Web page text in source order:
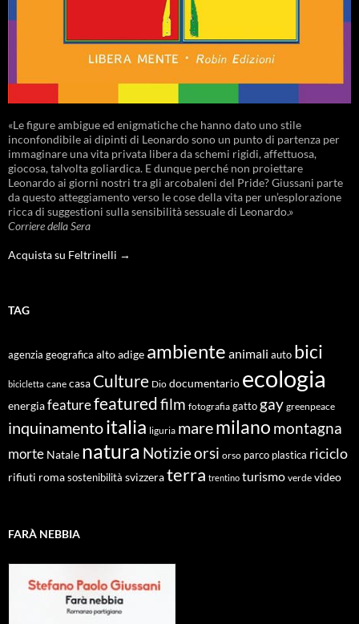
«Le figure ambigue ed enigmatiche che hanno dato uno stile
inconfondibile ai dipinti di Leonardo sono un punto di partenza per
immaginare una vita privata libera da schemi rigidi, affettuosa,
giocosa, talvolta goliardica. E dunque perché non proiettare
Leonardo ai giorni nostri tra gli arcobaleni del Pride? Giussani parte
da questo atteggiamento verso le cose della vita per un’esplorazione
ricca di suggestioni sulla sensibilità sessuale di Leonardo.»
Corriere della Sera
Acquista su Feltrinelli →
TAG
agenzia geografica alto adige ambiente animali auto bici
bicicletta cane casa Culture Dio documentario ecologia
energiafeaturefeaturedfilm fotografia gatto gay greenpeace
inquinamentoitalia liguria maremilano montagna
morte Natale natura Notizieorsi orso parco plastica riciclo
rifiuti roma sostenibilità svizzeraterra trentino turismo verde video
FARÀ NEBBIA